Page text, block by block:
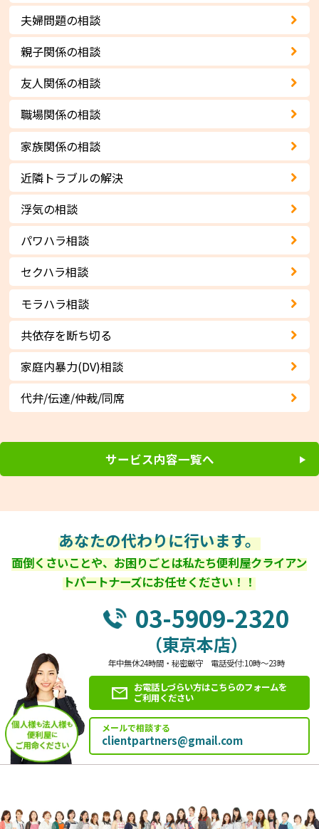
夫婦問題の相談
親子関係の相談
友人関係の相談
職場関係の相談
家族関係の相談
近隣トラブルの解決
浮気の相談
パワハラ相談
セクハラ相談
モラハラ相談
共依存を断ち切る
家庭内暴力(DV)相談
代弁/伝達/仲裁/同席
サービス内容一覧へ
あなたの代わりに行います。
面倒くさいことや、お困りごとは私たち便利屋クライアン
トパートナーズにお任せください！！
03-5909-2320
（東京本店）
年中無休24時間・秘密厳守 電話受付:10時～23時
お電話しづらい方はこちらのフォームを
ご利用ください
メールで相談する
clientpartners@gmail.com